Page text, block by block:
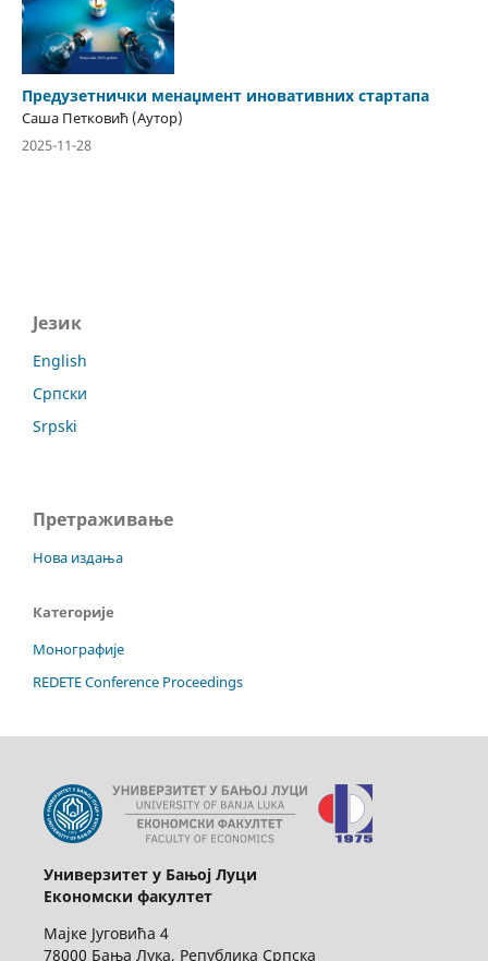
Предузетнички менаџмент иновативних стартапа
Саша Петковић (Аутор)
2025-11-28
Језик
English
Српски
Srpski
Претраживање
Нова издања
Категорије
Монографије
REDETE Conference Proceedings
Универзитет у Бањој Луци
Економски факултет
Мајке Југовића 4
78000 Бања Лука, Република Српска